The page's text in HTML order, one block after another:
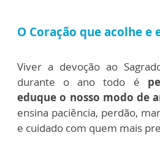
O Coração que acolhe e
Viver a devoção ao
durante o ano todo é
eduque o nosso modo de
ensina paciência, perdão,
e cuidado com quem mais